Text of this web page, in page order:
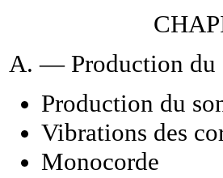
A. — Production du
Production du
Vibrations des
Monocorde